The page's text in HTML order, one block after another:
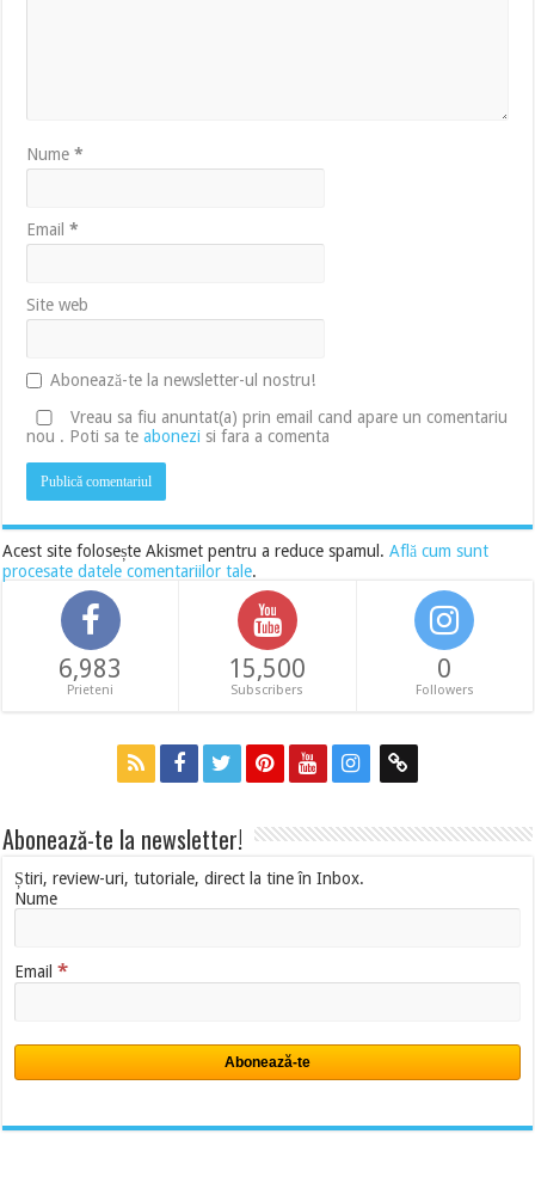
Nume*
Email*
Site web
Abonează-te la newsletter-ul nostru!
Vreau sa fiu anuntat(a) prin email cand apare un comentariu
nou . Poti sa teabonezi si fara a comenta
Acest site folosește Akismet pentru a reduce spamul.Află cum sunt
procesate datele comentariilor tale.
6,983
Prieteni
15,500
Subscribers
0
Followers
Abonează-te la newsletter!
Știri, review-uri, tutoriale, direct la tine în Inbox.
Nume
Email*